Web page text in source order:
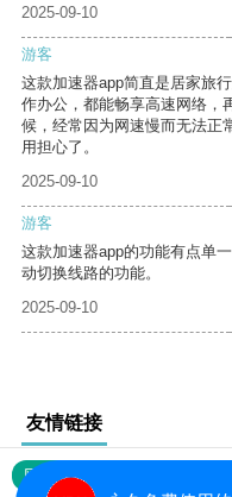
2025-09-10
游客
这款加速器app简直是居家旅
作办公，都能畅享高速网络，
候，经常因为网速慢而无法正
用担心了。
2025-09-10
游客
这款加速器app的功能有点单
动切换线路的功能。
2025-09-10
友情链接
网站地图